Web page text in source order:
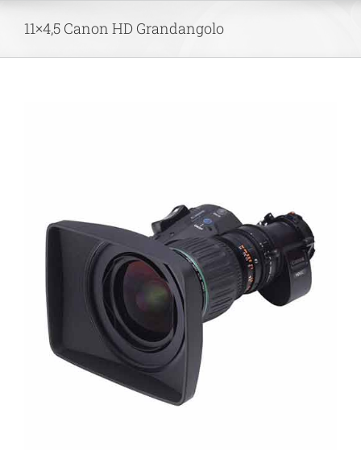
11×4,5 Canon HD Grandangolo